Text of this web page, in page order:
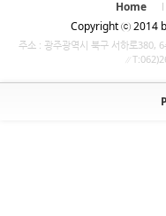
Home
Copyright ⓒ 2014
주소 : 광주광역시 북구 서하로380,